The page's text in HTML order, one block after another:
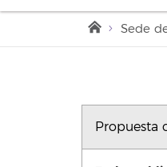
Sede
Propuesta